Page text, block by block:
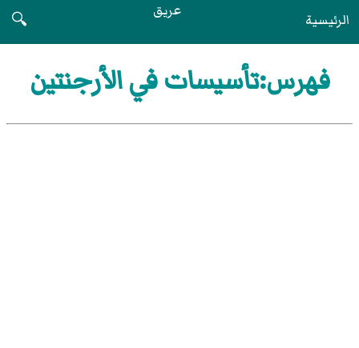
الرئيسية عريق
🔍
فهرس:تأسيسات في الأرجنتين